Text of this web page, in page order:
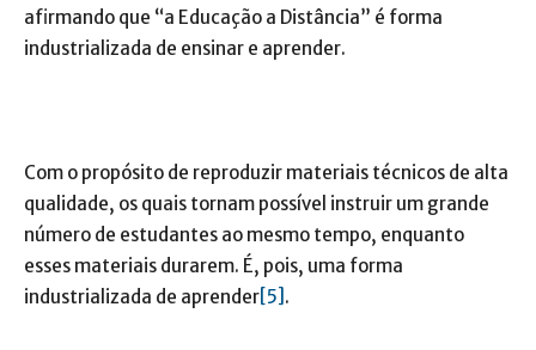
afirmando que “a Educação a Distância” é forma
industrializada de ensinar e aprender.
Com o propósito de reproduzir materiais técnicos de alta
qualidade, os quais tornam possível instruir um grande
número de estudantes ao mesmo tempo, enquanto
esses materiais durarem. É, pois, uma forma
industrializada de aprender [5] .